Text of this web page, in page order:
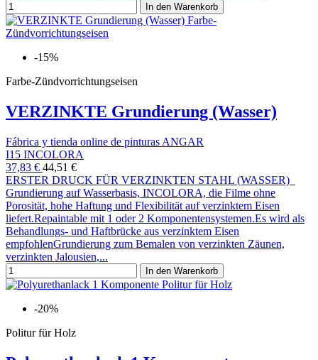
In den Warenkorb
-15%
Farbe-Zündvorrichtungseisen
VERZINKTE Grundierung (Wasser)
Fábrica y tienda online de pinturas ANGAR
I15 INCOLORA
37,83 € 44,51 €
ERSTER DRUCK FÜR VERZINKTEN STAHL (WASSER)
Grundierung auf Wasserbasis, INCOLORA, die Filme ohne
Porosität, hohe Haftung und Flexibilität auf verzinktem Eisen
liefert.Repaintable mit 1 oder 2 Komponentensystemen.Es wird als
Behandlungs- und Haftbrücke aus verzinktem Eisen
empfohlenGrundierung zum Bemalen von verzinkten Zäunen,
verzinkten Jalousien,...
In den Warenkorb
-20%
Politur für Holz